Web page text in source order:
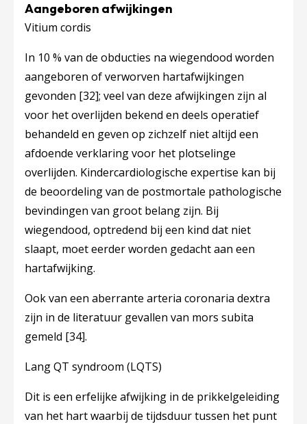
Aangeboren afwijkingen
Vitium cordis
In 10 % van de obducties na wiegendood worden
aangeboren of verworven hartafwijkingen
gevonden [32]; veel van deze afwijkingen zijn al
voor het overlijden bekend en deels operatief
behandeld en geven op zichzelf niet altijd een
afdoende verklaring voor het plotselinge
overlijden. Kindercardiologische expertise kan bij
de beoordeling van de postmortale pathologische
bevindingen van groot belang zijn. Bij
wiegendood, optredend bij een kind dat niet
slaapt, moet eerder worden gedacht aan een
hartafwijking.
Ook van een aberrante arteria coronaria dextra
zijn in de literatuur gevallen van mors subita
gemeld [34].
Lang QT syndroom (LQTS)
Dit is een erfelijke afwijking in de prikkelgeleiding
van het hart waarbij de tijdsduur tussen het punt